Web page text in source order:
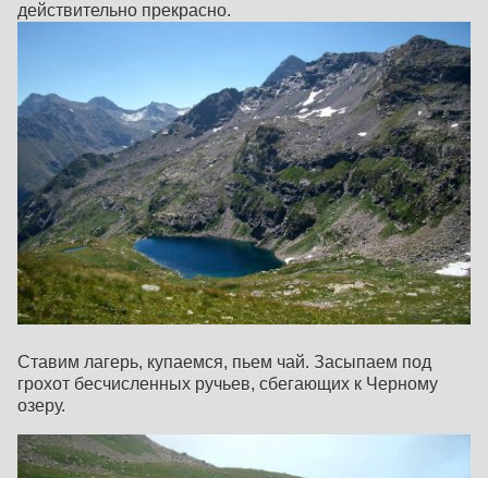
действительно прекрасно.
Ставим лагерь, купаемся, пьем чай. Засыпаем под
грохот бесчисленных ручьев, сбегающих к Черному
озеру.